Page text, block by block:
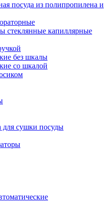
посуда из полипропилена и
стеклянные капиллярные
без шкалы
со шкалой
для сушки посуды